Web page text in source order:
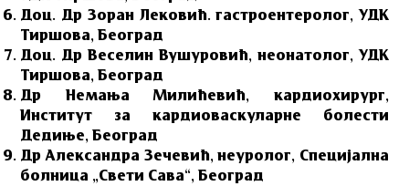
Доц. Др Зоран Лековић. гастроентеролог, УДК
Тиршова, Београд
Доц. Др Веселин Вушуровић, неонатолог, УДК
Тиршова, Београд
Др Немања Милићевић, кардиохирург,
Институт за кардиоваскуларне болести
Дедиње, Београд
Др Александра Зечевић, неуролог, Специјална
болница „Свети Сава“, Београд